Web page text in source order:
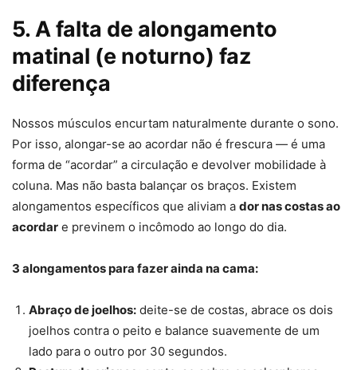
5. A falta de alongamento
matinal (e noturno) faz
diferença
Nossos músculos encurtam naturalmente durante o sono.
Por isso, alongar-se ao acordar não é frescura — é uma
forma de “acordar” a circulação e devolver mobilidade à
coluna. Mas não basta balançar os braços. Existem
alongamentos específicos que aliviam a dor nas costas ao
acordar e previnem o incômodo ao longo do dia.
3 alongamentos para fazer ainda na cama:
Abraço de joelhos: deite-se de costas, abrace os dois
joelhos contra o peito e balance suavemente de um
lado para o outro por 30 segundos.